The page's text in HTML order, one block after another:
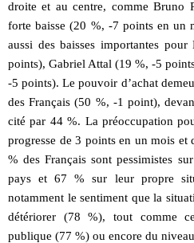
droite et au centre, comme Bruno
forte baisse (20 %, -7 points en un
aussi des baisses importantes
points), Gabriel Attal (19 %, -5
-5 points). Le pouvoir d’achat
des Français (50 %, -1 point),
cité par 44 %. La préoccupation
progresse de 3 points en un mois
% des Français sont pessimistes
pays et 67 % sur leur propre
notamment le sentiment que la
détériorer (78 %), tout comme
publique (77 %) ou encore du